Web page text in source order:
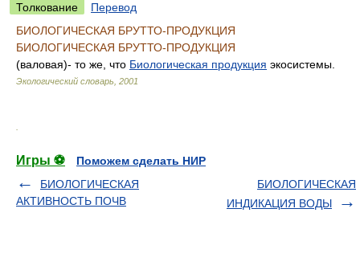
Толкование
Перевод
БИОЛОГИЧЕСКАЯ БРУТТО-ПРОДУКЦИЯ
БИОЛОГИЧЕСКАЯ БРУТТО-ПРОДУКЦИЯ
(валовая)- то же, что Биологическая продукция экосистемы.
Экологический словарь 2001
Игры ⚽
Поможем сделать НИР
БИОЛОГИЧЕСКАЯ
АКТИВНОСТЬ ПОЧВ
БИОЛОГИЧЕСКАЯ
ИНДИКАЦИЯ ВОДЫ